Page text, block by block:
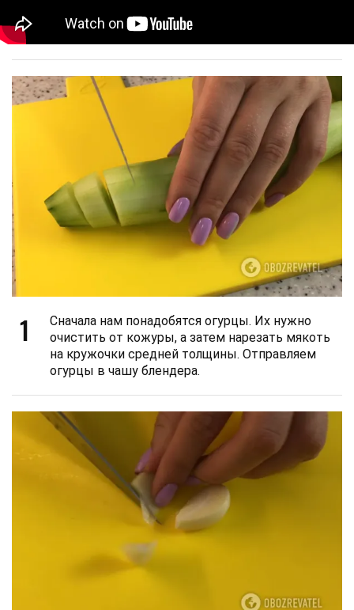
1
Сначала нам понадобятся огурцы. Их нужно
очистить от кожуры, а затем нарезать мякоть
на кружочки средней толщины. Отправляем
огурцы в чашу блендера.